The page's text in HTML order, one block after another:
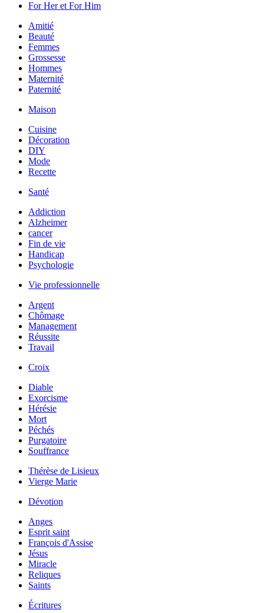
For Her et For Him
Amitié
Beauté
Femmes
Grossesse
Hommes
Maternité
Paternité
Maison
Cuisine
Décoration
DIY
Mode
Recette
Santé
Addiction
Alzheimer
cancer
Fin de vie
Handicap
Psychologie
Vie professionnelle
Argent
Chômage
Management
Réussite
Travail
Croix
Diable
Exorcisme
Hérésie
Mort
Péchés
Purgatoire
Souffrance
Thérèse de Lisieux
Vierge Marie
Dévotion
Anges
Esprit saint
François d'Assise
Jésus
Miracle
Reliques
Saints
Écritures